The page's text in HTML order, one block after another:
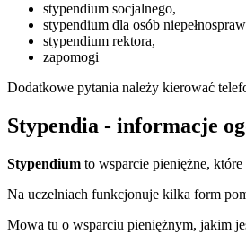
stypendium socjalnego,
stypendium dla osób
stypendium rektora,
zapomogi
Dodatkowe pytania należy kierować
Stypendia - informacje
Stypendium to wsparcie pieniężne,
Na uczelniach funkcjonuje kilka form
Mowa tu o wsparciu pieniężnym, jakim